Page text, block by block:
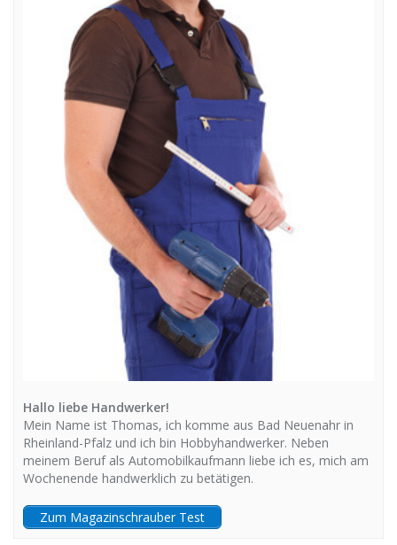
Hallo liebe Handwerker!
Mein Name ist Thomas, ich komme aus Bad Neuenahr in
Rheinland-Pfalz und ich bin Hobbyhandwerker. Neben
meinem Beruf als Automobilkaufmann liebe ich es, mich am
Wochenende handwerklich zu betätigen.
Zum Magazinschrauber Test